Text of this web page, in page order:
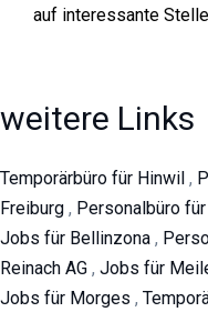
auf interessante
weitere Links
Temporärbüro für Hinwil ,
Freiburg , Personalbüro
Jobs für Bellinzona ,
Reinach AG , Jobs für
Jobs für Morges ,